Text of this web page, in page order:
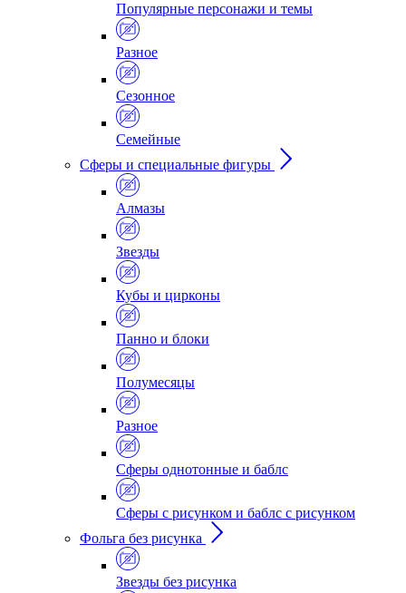
Популярные персонажи и темы
Разное
Сезонное
Семейные
Сферы и специальные фигуры
Алмазы
Звезды
Кубы и цирконы
Панно и блоки
Полумесяцы
Разное
Сферы однотонные и баблс
Сферы с рисунком и баблс с рисунком
Фольга без рисунка
Звезды без рисунка